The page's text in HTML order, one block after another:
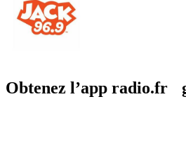
Obtenez l’app radio.fr